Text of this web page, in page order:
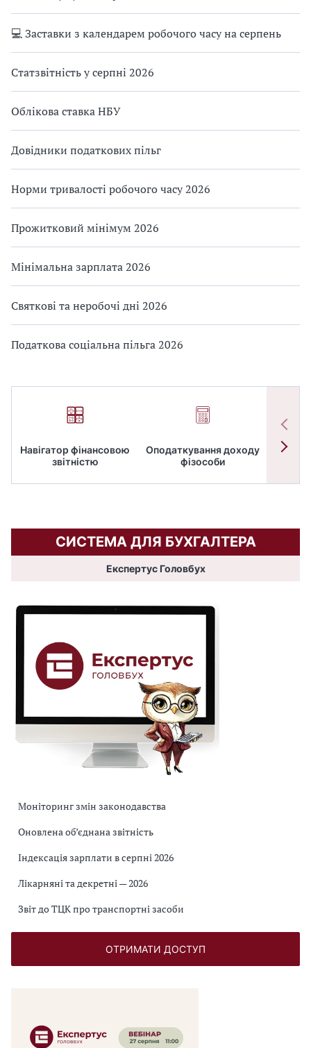
💻 Заставки з календарем робочого часу на серпень
Статзвітність у серпні 2026
Облікова ставка НБУ
Довідники податкових пільг
Норми тривалості робочого часу 2026
Прожитковий мінімум 2026
Мінімальна зарплата 2026
Святкові та неробочі дні 2026
Податкова соціальна пільга 2026
Навігатор фінансовою
звітністю
Оподаткування доходу
фізособи
СИСТЕМА ДЛЯ БУХГАЛТЕРА
Експертус Головбух
Моніторинг змін законодавства
Оновлена об’єднана звітність
Індексація зарплати в серпні 2026
Лікарняні та декретні — 2026
Звіт до ТЦК про транспортні засоби
ОТРИМАТИ ДОСТУП